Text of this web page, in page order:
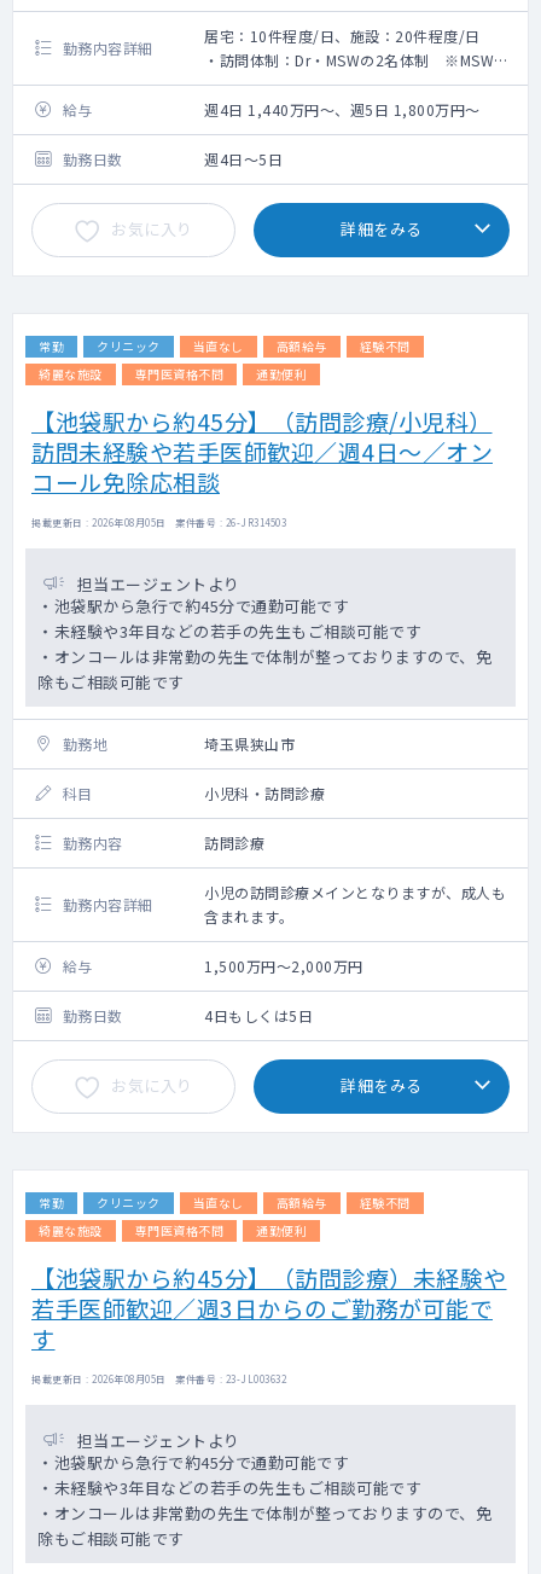
勤務内容詳細
居宅：10件程度/日、施設：20件程度/日
・訪問体制：Dr・MSWの2名体制 ※MSWが
運転を担当
※看護師の対応が必要な場合は、同法人の訪
問診療ステーションのスタッフが対応（看護
師は各地区当番を決め、訪問体制を整えてい
ます）
・担当患者数：個人宅であれば10名程度／
日、施設の場合は20名程度／日（比率5:5の
イメージ）
・患者層：主に高齢者
症、高血圧・高脂血症・糖尿病などの内科系
疾患、褥瘡、その他の疾病・難病等
＊スケジュール管理や患者ご家族やケアマネ
ージャーとの調整など、 医療行為以外の対応
は医療調整部が行いますので、医師は治療に
集中できる体制となっています。
給与 週4日 1,440万円～、週5日 1,800万円～
勤務日数 週4日～5日
お気に入り 詳細をみる
常勤 クリニック 当直なし 高額給与
経験不問
綺麗な施設
専門医資格不問 通勤便利
【池袋駅から約45分】（訪問診療/小児科）
訪問未経験や若手医師歓迎／週4日～／オン
コール免除応相談
掲載更新日 : 2026年08月05日 案件番号 : 26-JR314503
担当エージェントより
・池袋駅から急行で約45分で通勤可能です
・未経験や3年目などの若手の先生もご相談可能です
・オンコールは非常勤の先生で体制が整っておりますので、免
除もご相談可能です
勤務地 埼玉県狭山市
科目 小児科・訪問診療
勤務内容 訪問診療
勤務内容詳細
小児の訪問診療メインとなりますが、成人も
含まれます。
給与 1,500万円～2,000万円
勤務日数 4日もしくは5日
お気に入り 詳細をみる
常勤 クリニック 当直なし 高額給与
経験不問
綺麗な施設
専門医資格不問 通勤便利
【池袋駅から約45分】（訪問診療）未経験や
若手医師歓迎／週3日からのご勤務が可能で
す
掲載更新日 : 2026年08月05日 案件番号 : 23-JL003632
担当エージェントより
・池袋駅から急行で約45分で通勤可能です
・未経験や3年目などの若手の先生もご相談可能です
・オンコールは非常勤の先生で体制が整っておりますので、免
除もご相談可能です